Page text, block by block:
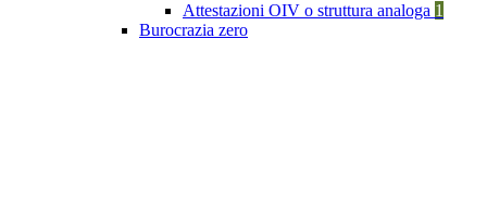
Attestazioni OIV o struttura analoga 1
Burocrazia zero